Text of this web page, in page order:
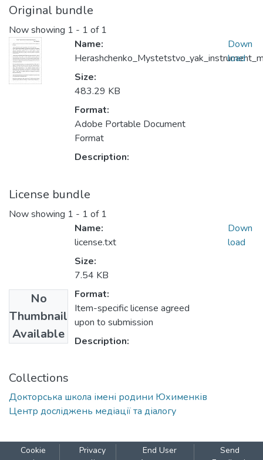
Original bundle
Now showing 1 - 1 of 1
Name:
Size:
483.29 KB
Format:
Adobe Portable Document
Format
Description:
Down
load
License bundle
Now showing 1 - 1 of 1
No
Thumbnail
Available
Name:
license.txt
Size:
7.54 KB
Format:
Item-specific license agreed
upon to submission
Description:
Down
load
Collections
Докторська школа імені родини Юхименків
Центр досліджень медіації та діалогу
Cookie
Privacy
End User
Send